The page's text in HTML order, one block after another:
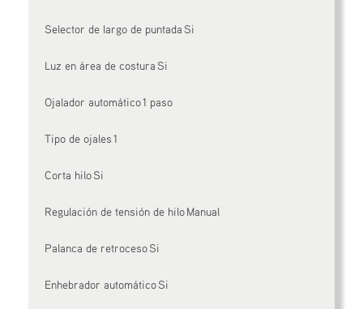
Selector de largo de puntada Si
Luz en área de costura Si
Ojalador automático 1 paso
Tipo de ojales 1
Corta hilo Si
Regulación de tensión de hilo Manual
Palanca de retroceso Si
Enhebrador automático Si